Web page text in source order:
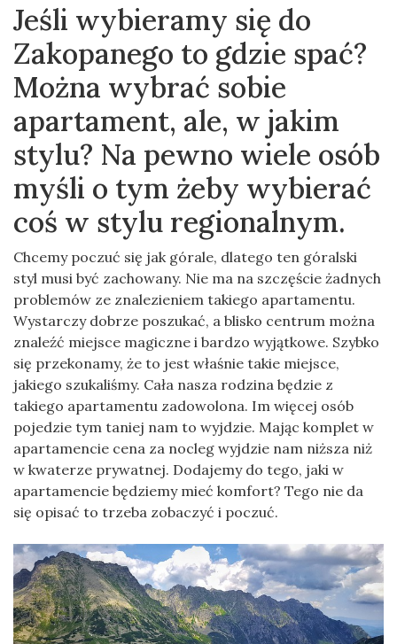
Jeśli wybieramy się do
Zakopanego to gdzie spać?
Można wybrać sobie
apartament, ale, w jakim
stylu? Na pewno wiele osób
myśli o tym żeby wybierać
coś w stylu regionalnym.
Chcemy poczuć się jak górale, dlatego ten góralski
styl musi być zachowany. Nie ma na szczęście żadnych
problemów ze znalezieniem takiego apartamentu.
Wystarczy dobrze poszukać, a blisko centrum można
znaleźć miejsce magiczne i bardzo wyjątkowe. Szybko
się przekonamy, że to jest właśnie takie miejsce,
jakiego szukaliśmy. Cała nasza rodzina będzie z
takiego apartamentu zadowolona. Im więcej osób
pojedzie tym taniej nam to wyjdzie. Mając komplet w
apartamencie cena za nocleg wyjdzie nam niższa niż
w kwaterze prywatnej. Dodajemy do tego, jaki w
apartamencie będziemy mieć komfort? Tego nie da
się opisać to trzeba zobaczyć i poczuć.